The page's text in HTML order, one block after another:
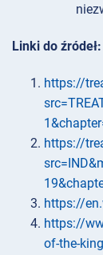
Linki do źródeł:
https://
https://
https://
https://
of-the-